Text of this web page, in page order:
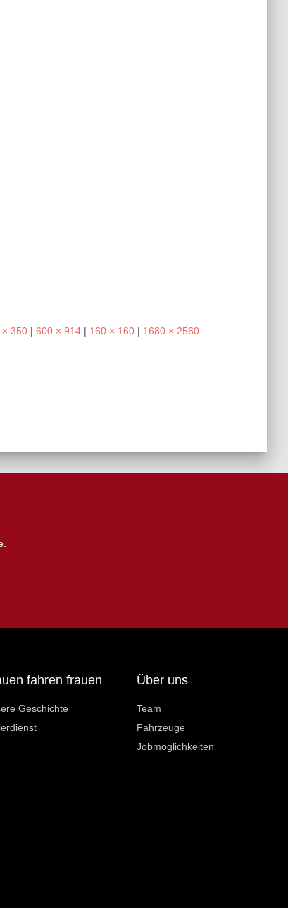
× 350 | 600 × 914 | 160 × 160 | 1680 × 2560
fahren frauen
Geschichte
Über uns
Team
Fahrzeuge
Jobmöglichkeiten